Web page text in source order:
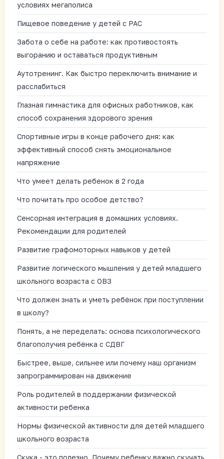
условиях мегаполиса
Пищевое поведение у детей с РАС
Забота о себе на работе: как противостоять
выгоранию и оставаться продуктивным
Аутотренинг. Как быстро переключить внимание и
расслабиться
Глазная гимнастика для офисных работников, как
способ сохранения здорового зрения
Спортивные игры в конце рабочего дня: как
эффективный способ снять эмоциональное
напряжение
Что умеет делать ребенок в 2 года
Что почитать про особое детство?
Сенсорная интеграция в домашних условиях.
Рекомендации для родителей
Развитие графомоторных навыков у детей
Развитие логического мышления у детей младшего
школьного возраста с ОВЗ
Что должен знать и уметь ребёнок при поступлении
в школу?
Понять, а не переделать: основа психологического
благополучия ребёнка с СДВГ
Быстрее, выше, сильнее или почему наш организм
запрограммирован на движение
Роль родителей в поддержании физической
активности ребенка
Нормы физической активности для детей младшего
школьного возраста
Скука - это полезно. Почему ребенку важно скучать